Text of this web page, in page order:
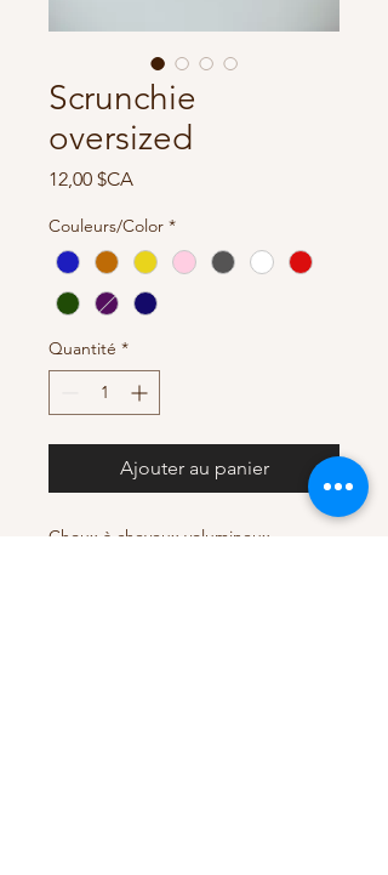
Scrunchie
oversized
12,00 $CAPrix
Couleurs/Color *
Quantité *
Ajouter au panier
Choux à cheveux volumineux